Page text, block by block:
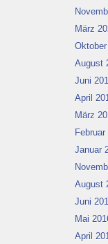
März
August
Juni
April
März
Februar
Januar
August
Juni
Mai
April